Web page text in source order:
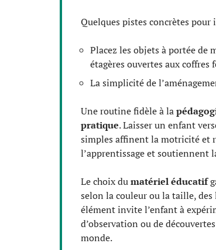
Quelques pistes concrètes
Placez les objets à portée de
étagères ouvertes aux coffres
La simplicité de
Une routine fidèle à la
pratique. Laisser un enfant
simples affinent la motricité et
l’apprentissage et soutiennent
Le choix dumatériel éducatif
selon la couleur ou la taille,
élément invite l’enfant à
d’observation ou de
monde.